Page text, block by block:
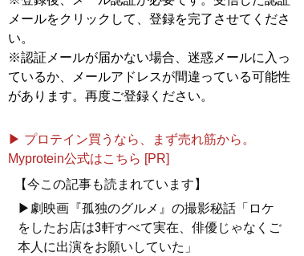
メールをクリックして、登録を完了させてくださ
い。
※認証メールが届かない場合、迷惑メールに入っ
ているか、メールアドレスが間違っている可能性
があります。再度ご登録ください。
▶ プロテイン買うなら、まず売れ筋から。
Myprotein公式はこちら [PR]
【今この記事も読まれています】
▶劇映画『孤独のグルメ』の撮影秘話「ロケ
をしたお店は3軒すべて実在、俳優じゃなくご
本人に出演をお願いしていた」